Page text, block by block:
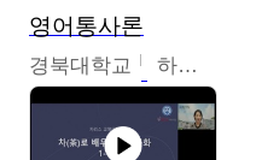
영어통사론
경북대학교 하승완